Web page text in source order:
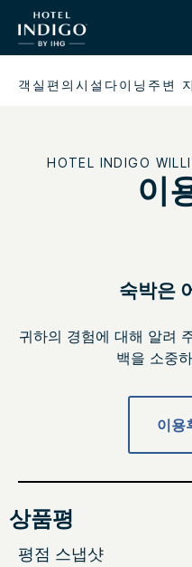
객실 편의시설 다이닝 주변
HOTEL INDIGO
이
숙박은
귀하의 경험에 대해 알려
백을 소중
이용